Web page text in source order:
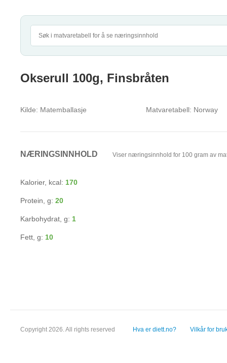
Okserull 100g, Finsbråten
Kilde: Matemballasje Matvaretabell: Norway
NÆRINGSINNHOLD Viser næringsinnhold for 100 gram av
Kalorier, kcal: 170
Protein, g: 20
Karbohydrat, g: 1
Fett, g: 10
Copyright 2026. All rights reserved Hva er diett.no? Vilkår for